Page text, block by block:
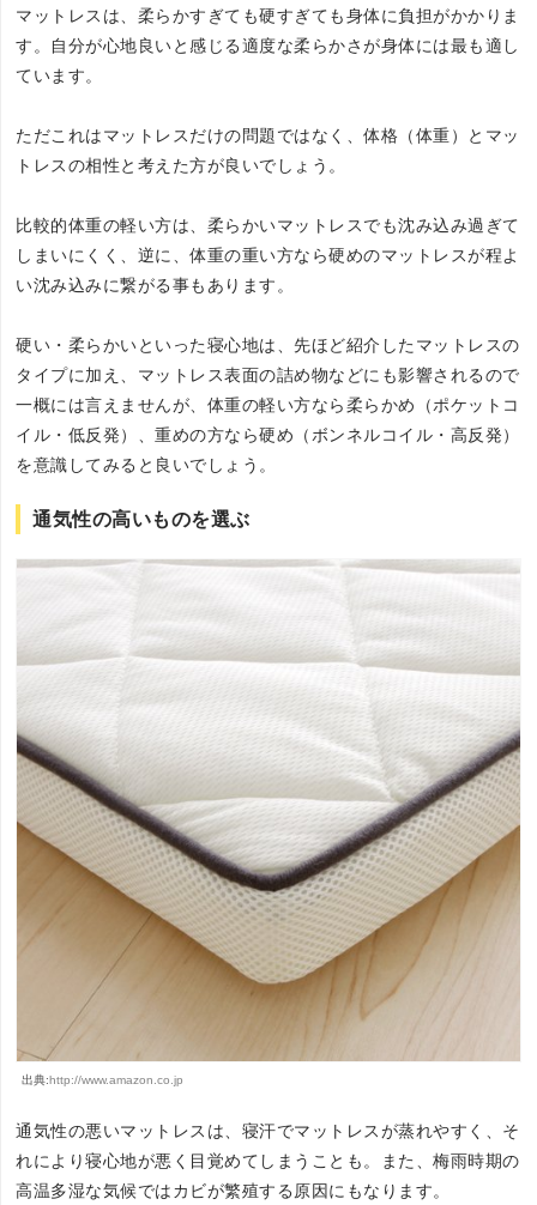
マットレスは、柔らかすぎても硬すぎても身体に負担がかかりま
す。自分が心地良いと感じる適度な柔らかさが身体には最も適し
ています。
ただこれはマットレスだけの問題ではなく、体格（体重）とマッ
トレスの相性と考えた方が良いでしょう。
比較的体重の軽い方は、柔らかいマットレスでも沈み込み過ぎて
しまいにくく、逆に、体重の重い方なら硬めのマットレスが程よ
い沈み込みに繋がる事もあります。
硬い・柔らかいといった寝心地は、先ほど紹介したマットレスの
タイプに加え、マットレス表面の詰め物などにも影響されるので
一概には言えませんが、体重の軽い方なら柔らかめ（ポケットコ
イル・低反発）、重めの方なら硬め（ボンネルコイル・高反発）
を意識してみると良いでしょう。
通気性の高いものを選ぶ
出典:http://www.amazon.co.jp
通気性の悪いマットレスは、寝汗でマットレスが蒸れやすく、そ
れにより寝心地が悪く目覚めてしまうことも。また、梅雨時期の
高温多湿な気候ではカビが繁殖する原因にもなります。